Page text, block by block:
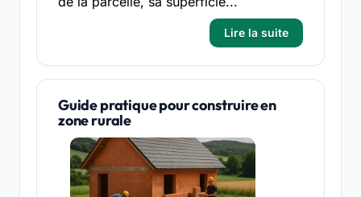
Lire la suite
Guide pratique pour construire en
zone rurale